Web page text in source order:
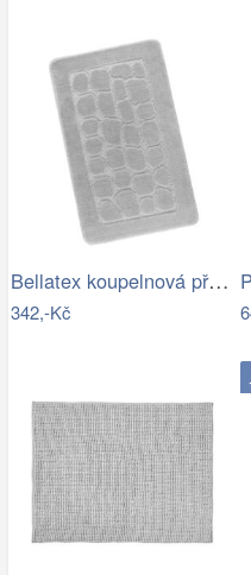
Bellatex koupelnová předložka BANY…
342,-Kč